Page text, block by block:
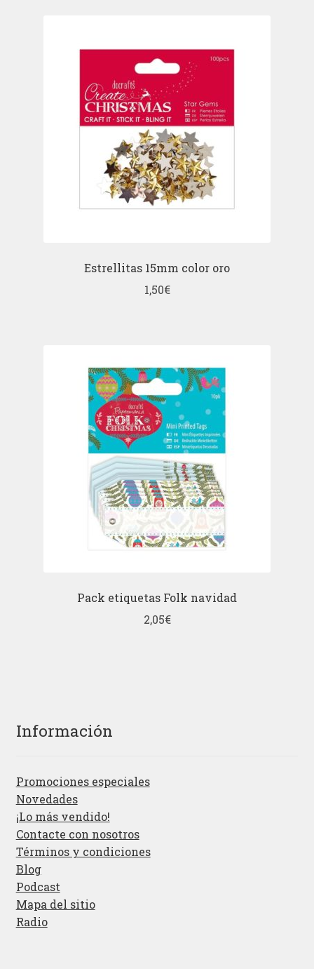
Estrellitas 15mm color oro
1,50€
Pack etiquetas Folk navidad
2,05€
Información
Promociones especiales
Novedades
¡Lo más vendido!
Contacte con nosotros
Términos y condiciones
Blog
Podcast
Mapa del sitio
Radio